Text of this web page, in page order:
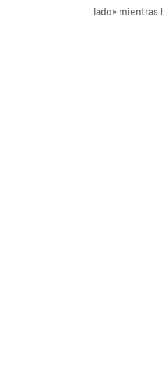
lado» mientras